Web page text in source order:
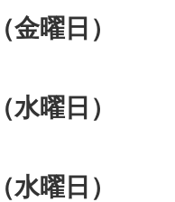
金曜日）
水曜日）
水曜日）